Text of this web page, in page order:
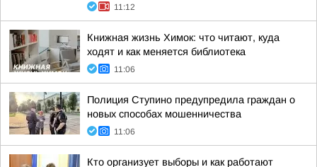
11:12
Книжная жизнь Химок: что читают, куда
ходят и как меняется библиотека
11:06
Полиция Ступино предупредила граждан о
новых способах мошенничества
11:06
Кто организует выборы и как работают